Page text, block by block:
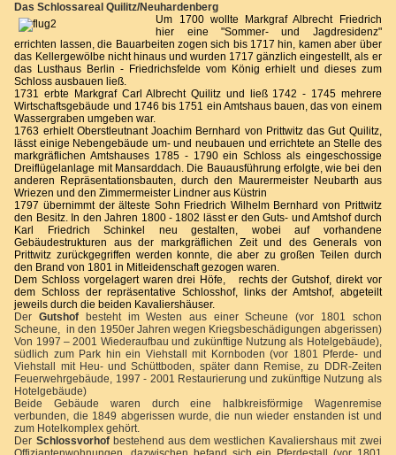
Das Schlossareal Quilitz/Neuhardenberg
Um 1700 wollte Markgraf Albrecht Friedrich
hier eine "Sommer- und Jagdresidenz"
errichten lassen, die Bauarbeiten zogen sich bis 1717 hin, kamen aber über
das Kellergewölbe nicht hinaus und wurden 1717 gänzlich eingestellt, als er
das Lusthaus Berlin - Friedrichsfelde vom König erhielt und dieses zum
Schloss ausbauen ließ.
1731 erbte Markgraf Carl Albrecht Quilitz und ließ 1742 - 1745 mehrere
Wirtschaftsgebäude und 1746 bis 1751 ein Amtshaus bauen, das von einem
Wassergraben umgeben war.
1763 erhielt Oberstleutnant Joachim Bernhard von Prittwitz das Gut Quilitz,
lässt einige Nebengebäude um- und neubauen und errichtete an Stelle des
markgräflichen Amtshauses 1785 - 1790 ein Schloss als eingeschossige
Dreiflügelanlage mit Mansarddach. Die Bauausführung erfolgte, wie bei den
anderen Repräsentationsbauten, durch den Maurermeister Neubarth aus
Wriezen und den Zimmermeister Lindner aus Küstrin
1797 übernimmt der älteste Sohn Friedrich Wilhelm Bernhard von Prittwitz
den Besitz. In den Jahren 1800 - 1802 lässt er den Guts- und Amtshof durch
Karl Friedrich Schinkel neu gestalten, wobei auf vorhandene
Gebäudestrukturen aus der markgräflichen Zeit und des Generals von
Prittwitz zurückgegriffen werden konnte, die aber zu großen Teilen durch
den Brand von 1801 in Mitleidenschaft gezogen waren.
Dem Schloss vorgelagert waren drei Höfe, rechts der Gutshof, direkt vor
dem Schloss der repräsentative Schlosshof, links der Amtshof, abgeteilt
jeweils durch die beiden Kavaliershäuser.
DerGutshof besteht im Westen aus einer Scheune (vor 1801 schon
Scheune, in den 1950er Jahren wegen Kriegsbeschädigungen abgerissen)
Von 1997 – 2001 Wiederaufbau und zukünftige Nutzung als Hotelgebäude),
südlich zum Park hin ein Viehstall mit Kornboden (vor 1801 Pferde- und
Viehstall mit Heu- und Schüttboden, später dann Remise, zu DDR-Zeiten
Feuerwehrgebäude, 1997 - 2001 Restaurierung und zukünftige Nutzung als
Hotelgebäude)
Beide Gebäude waren durch eine halbkreisförmige Wagenremise
verbunden, die 1849 abgerissen wurde, die nun wieder enstanden ist und
zum Hotelkomplex gehört.
Der Schlossvorhofbestehend aus dem westlichen Kavaliershaus mit zwei